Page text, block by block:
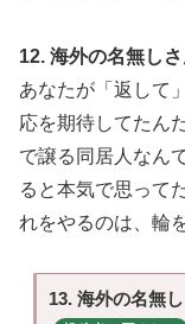
12. 海外の名無し
あなたが「返して
応を期待してたん
で譲る同居人なん
ると本気で思って
れをやるのは、輪
13. 海外の名無